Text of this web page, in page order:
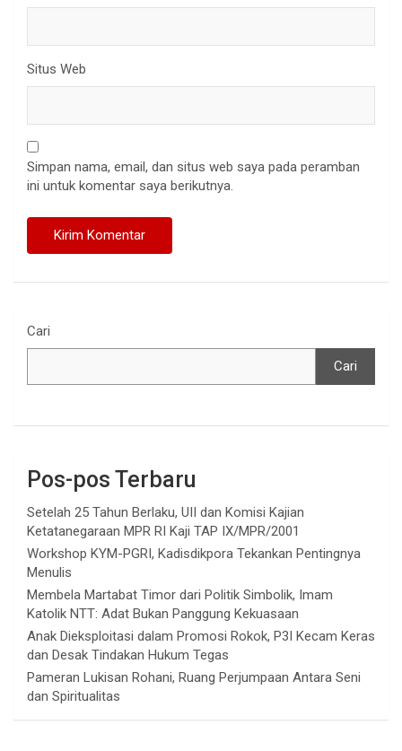
Situs Web
Simpan nama, email, dan situs web saya pada peramban
ini untuk komentar saya berikutnya.
Cari
Cari
Pos-pos Terbaru
Setelah 25 Tahun Berlaku, UII dan Komisi Kajian
Ketatanegaraan MPR RI Kaji TAP IX/MPR/2001
Workshop KYM-PGRI, Kadisdikpora Tekankan Pentingnya
Menulis
Membela Martabat Timor dari Politik Simbolik, Imam
Katolik NTT: Adat Bukan Panggung Kekuasaan
Anak Dieksploitasi dalam Promosi Rokok, P3I Kecam Keras
dan Desak Tindakan Hukum Tegas
Pameran Lukisan Rohani, Ruang Perjumpaan Antara Seni
dan Spiritualitas